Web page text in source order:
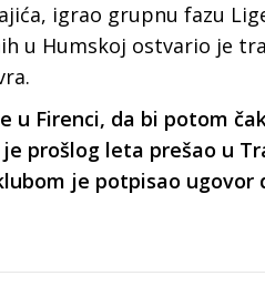
igrao grupnu fazu
u Humskoj ostvario je
u Firenci, da bi potom
prošlog leta prešao u
je potpisao ugovor